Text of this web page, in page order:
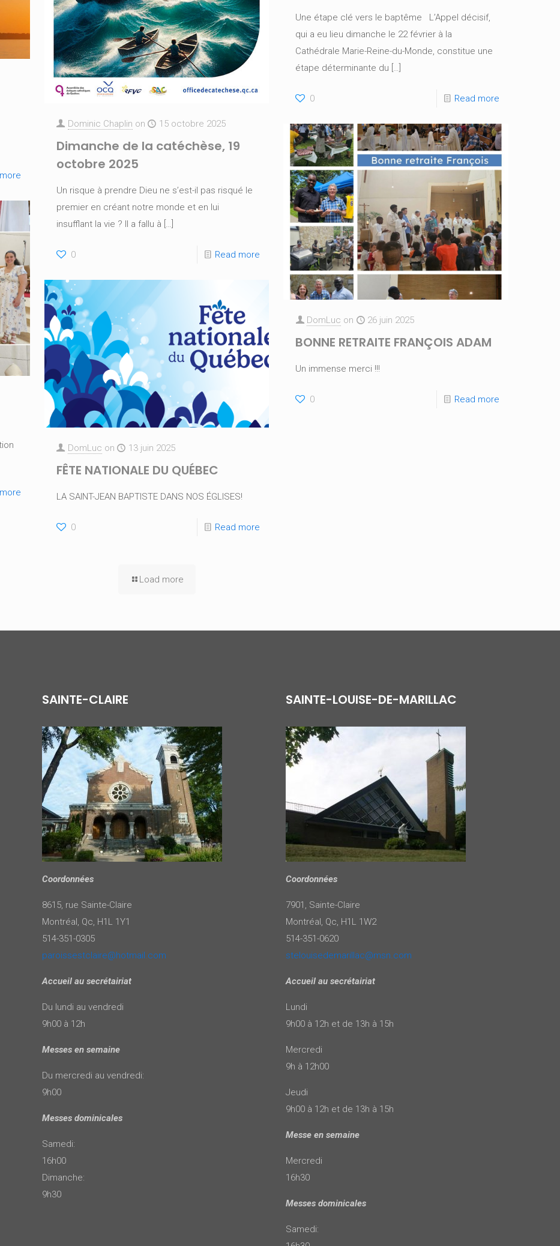
Une étape clé vers le baptême L’Appel décisif,
qui a eu lieu dimanche le 22 février à la
Cathédrale Marie-Reine-du-Monde, constitue une
étape déterminante du […]
0 Read more
Dominic Chaplin on 15 octobre 2025
Dimanche de la catéchèse, 19
octobre 2025
Un risque à prendre Dieu ne s’est-il pas risqué le
premier en créant notre monde et en lui
insufflant la vie ? Il a fallu à […]
0 Read more
DomLuc on 26 juin 2025
BONNE RETRAITE FRANÇOIS ADAM
Un immense merci !!!
0 Read more
DomLuc on 13 juin 2025
FÊTE NATIONALE DU QUÉBEC
LA SAINT-JEAN BAPTISTE DANS NOS ÉGLISES!
0 Read more
Load more
SAINTE-CLAIRE
Coordonnées
8615, rue Sainte-Claire
Montréal, Qc, H1L 1Y1
514-351-0305
paroissestclaire@hotmail.com
Accueil au secrétairiat
Du lundi au vendredi
9h00 à 12h
Messes en semaine
Du mercredi au vendredi:
9h00
Messes dominicales
Samedi:
16h00
Dimanche:
9h30
SAINTE-LOUISE-DE-MARILLAC
Coordonnées
7901, Sainte-Claire
Montréal, Qc, H1L 1W2
514-351-0620
stelouisedemarillac@msn.com
Accueil au secrétairiat
Lundi
9h00 à 12h et de 13h à 15h
Mercredi
9h à 12h00
Jeudi
9h00 à 12h et de 13h à 15h
Messe en semaine
Mercredi
16h30
Messes dominicales
Samedi: